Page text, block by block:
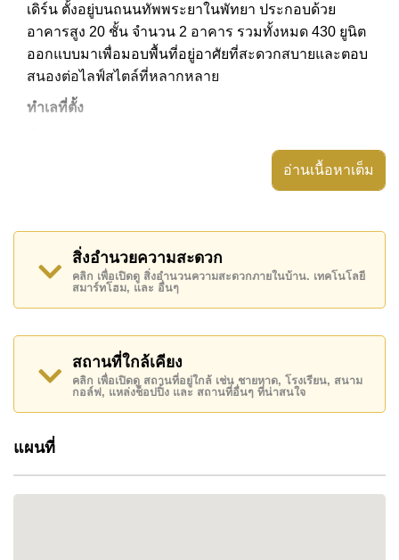
เดิร์น ตั้งอยู่บนถนนทัพพระยาในพัทยา ประกอบด้วย
อาคารสูง 20 ชั้น จำนวน 2 อาคาร รวมทั้งหมด 430 ยูนิต
ออกแบบมาเพื่อมอบพื้นที่อยู่อาศัยที่สะดวกสบายและตอบ
สนองต่อไลฟ์สไตล์ที่หลากหลาย
ทำเลที่ตั้ง
อยู่อาศัยสามารถเข้าถึงทั้งตัวเมืองพัทยาและหาดจอม
เทียนได้อย่างสะดวกสบาย การเดินทางไปยังถนนสุขุมวิท
โครงการยังอยู่ติดกับสวนสาธารณะเขาพระตำหนัก มอบ
บรรยากาศเงียบสงบสำหรับการพักผ่อน
สิ่งอำนวยความสะดวก
·สระว่ายน้ำอินฟินิตี้เอดจ์:ตั้งอยู่บนชั้น5มอบวิวพา
โนรามาของเมืองและอ่าวพัทยา
· ฟิตเนสเซ็นเตอร์:มีอุปกรณ์ครบครัน รองรับการ
ออกกำลังกายหลากหลายรูปแบบ
·
ตั้งกล้องวงจรปิดและมีเจ้าหน้าที่รักษาความปลอดภัย เพื่อ
ความปลอดภัยของผู้อยู่อาศัย​
อ่านเนื้อหาเต็ม
สิ่งอำนวยความสะดวก
คลิก เพื่อเปิดดู สิ่งอำนวนความสะดวกภายในบ้าน. เทคโนโลยี
สมาร์ทโฮม, และ อื่นๆ
สถานที่ใกล้เคียง
คลิก เพื่อเปิดดู สถานที่อยู่ใกล้ เช่น ชายหาด, โรงเรียน, สนาม
กอล์ฟ, แหล่งช็อปปิ้ง และ สถานที่อื่นๆ ที่น่าสนใจ
แผนที่